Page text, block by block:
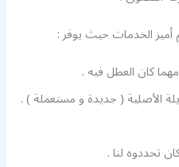
الخدمات حيث يوفر :
كان العطل فيه .
الأصلية ( جديدة و مستعملة ) .
تحددوه لنا .